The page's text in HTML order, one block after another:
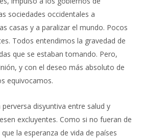
sociedades occidentales a
casas y a paralizar el mundo. Pocos
Todos entendimos la gravedad de
que se estaban tomando. Pero,
y con el deseo más absoluto de
equivocamos.
disyuntiva entre salud y
excluyentes. Como si no fueran de
la esperanza de vida de países